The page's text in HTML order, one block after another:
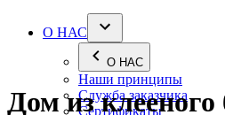
О НАС
О НАС
Наши принципы
Служба заказчика
Сертификаты
Дом из